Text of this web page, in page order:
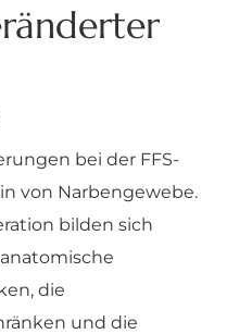
bei der FFS-
von Narbengewebe.
bilden sich
die
und die